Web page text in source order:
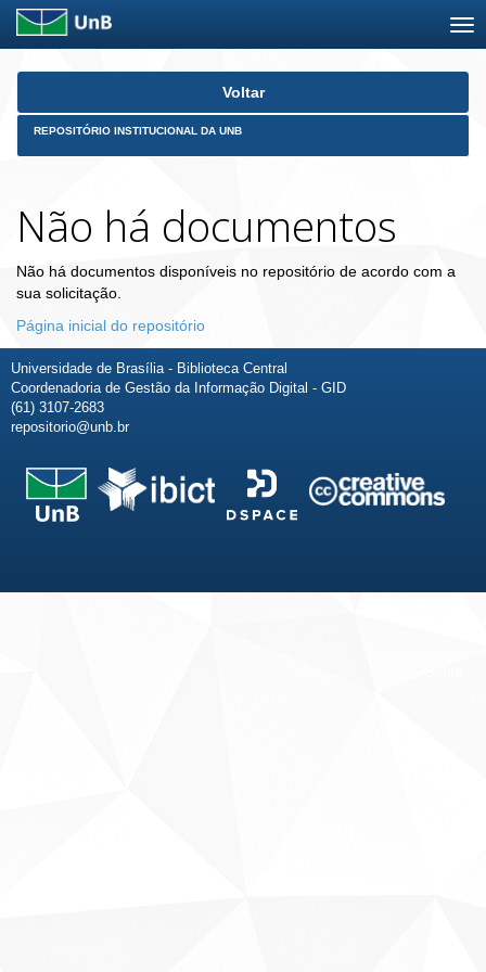
Skip
Voltar
REPOSITÓRIO INSTITUCIONAL DA UNB
Não há documentos
Não há documentos disponíveis no repositório de acordo com a
sua solicitação.
Página inicial do repositório
Universidade de Brasília - Biblioteca Central
Coordenadoria de Gestão da Informação Digital - GID
(61) 3107-2683
repositorio@unb.br